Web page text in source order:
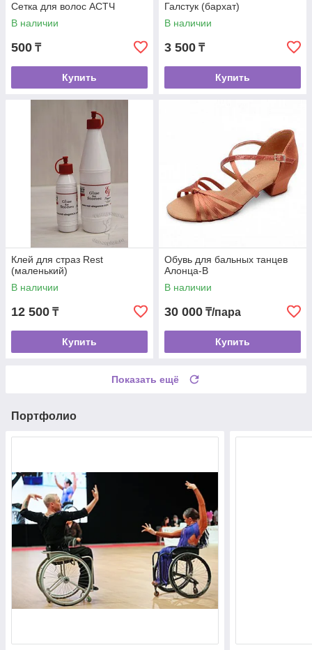
Сетка для волос АСТЧ
В наличии
500 ₸
Купить
Галстук (бархат)
В наличии
3 500 ₸
Купить
Клей для страз Rest
(маленький)
В наличии
12 500 ₸
Купить
Обувь для бальных танцев
Алонца-В
В наличии
30 000 ₸/пара
Купить
Показать ещё
Портфолио